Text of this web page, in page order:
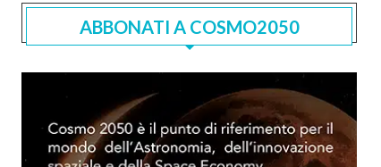
ABBONATI A COSMO2050